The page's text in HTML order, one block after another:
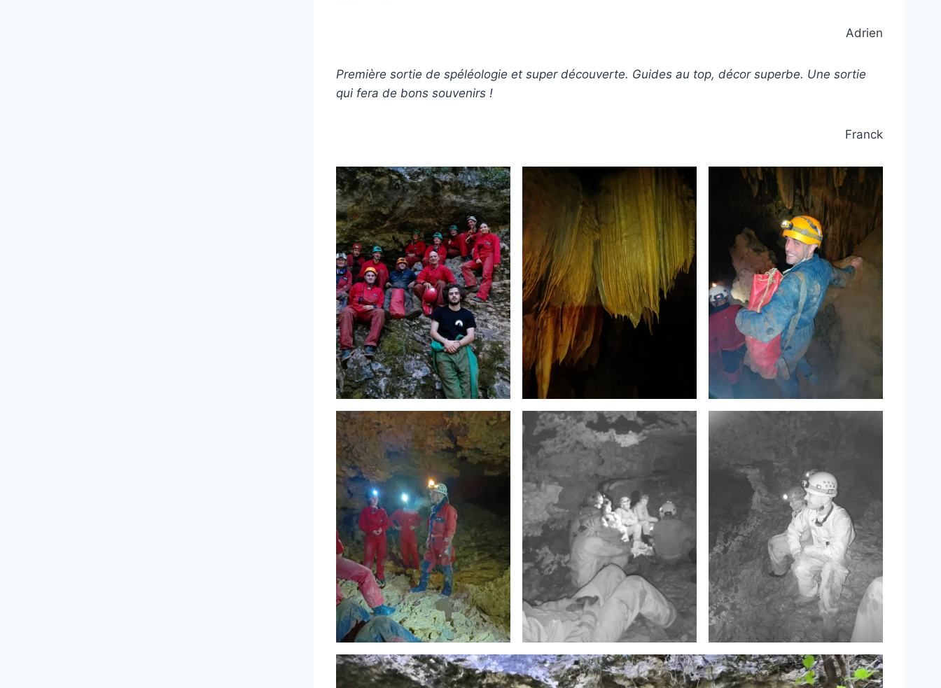
Adrien
Première sortie de spéléologie et super découverte. Guides au top, décor superbe. Une sortie
qui fera de bons souvenirs !
Franck